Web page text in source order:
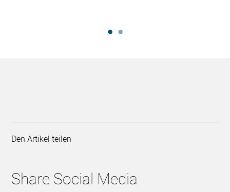
Den Artikel teilen
Share Social Media